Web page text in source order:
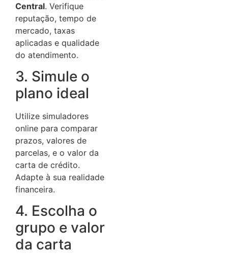
Central. Verifique
reputação, tempo de
mercado, taxas
aplicadas e qualidade
do atendimento.
3. Simule o
plano ideal
Utilize simuladores
online para comparar
prazos, valores de
parcelas, e o valor da
carta de crédito.
Adapte à sua realidade
financeira.
4. Escolha o
grupo e valor
da carta